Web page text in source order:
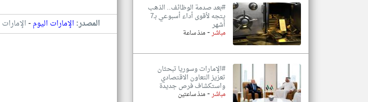
المصدر: الإمارات اليوم-الإمارات
#بعد صدمة الوظائف.. الذهب
يتجه لأقوى أداء أسبوعي بـ7
أشهر
مباشر-منذ ساعة
#الإمارات وسوريا تبحثان
تعزيز التعاون الاقتصادي
واستكشاف فرص جديدة
مباشر-منذ ساعتين